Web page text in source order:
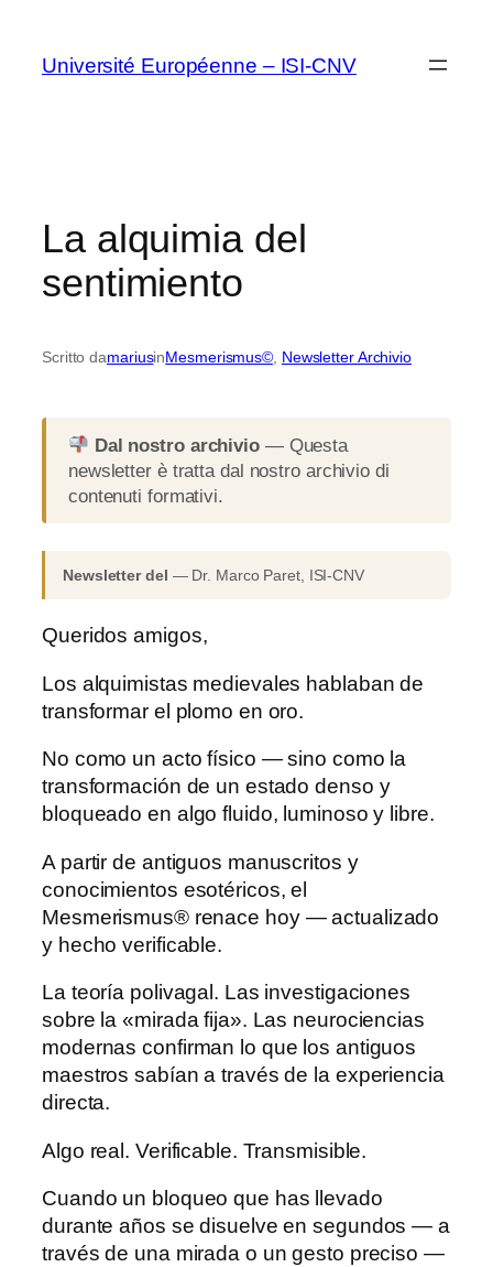
contenuto
Université Européenne – ISI-CNV
La alquimia del
sentimiento
Scritto damariusinMesmerismus© Newsletter Archivio
Dal nostro archivio— Questa
newsletter è tratta dal nostro archivio di
contenuti formativi.
Newsletter del — Dr. Marco Paret, ISI-CNV
Queridos amigos,
Los alquimistas medievales hablaban de
transformar el plomo en oro.
No como un acto físico — sino como la
transformación de un estado denso y
bloqueado en algo fluido, luminoso y libre.
A partir de antiguos manuscritos y
conocimientos esotéricos, el
Mesmerismus® renace hoy — actualizado
y hecho verificable.
La teoría polivagal. Las investigaciones
sobre la «mirada fija». Las neurociencias
modernas confirman lo que los antiguos
maestros sabían a través de la experiencia
directa.
Algo real. Verificable. Transmisible.
Cuando un bloqueo que has llevado
durante años se disuelve en segundos — a
través de una mirada o un gesto preciso —